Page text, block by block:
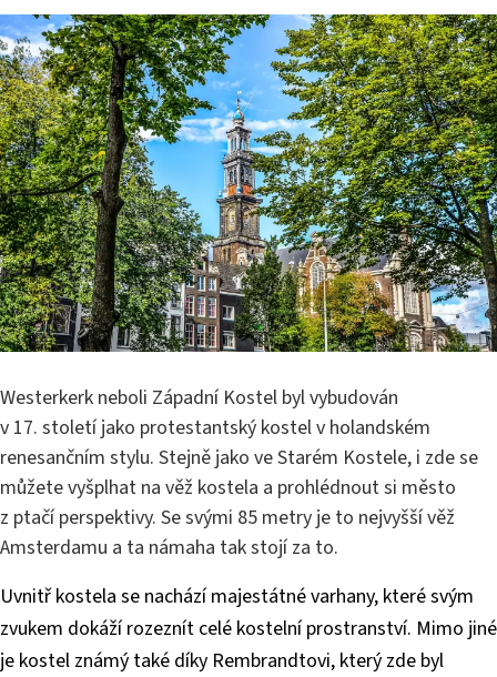
Westerkerk neboli Západní Kostel byl vybudován
v 17. století jako protestantský kostel v holandském
renesančním stylu. Stejně jako ve Starém Kostele, i zde se
můžete vyšplhat na věž kostela a prohlédnout si město
z ptačí perspektivy. Se svými 85 metry je to nejvyšší věž
Amsterdamu a ta námaha tak stojí za to.
Uvnitř kostela se nachází majestátné varhany, které svým
zvukem dokáží rozeznít celé kostelní prostranství. Mimo jiné
je kostel známý také díky Rembrandtovi, který zde byl